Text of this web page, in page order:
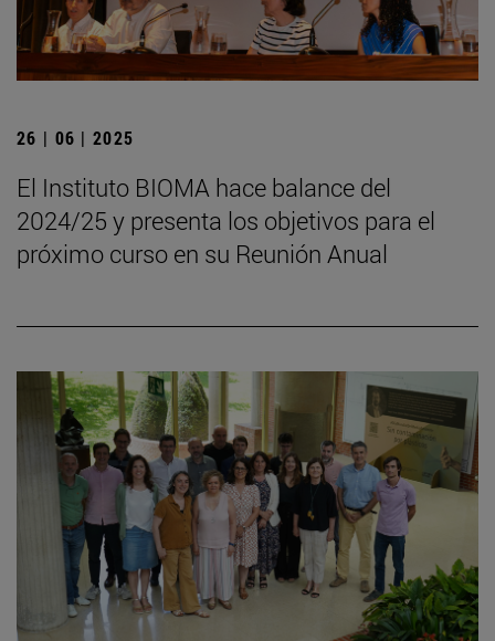
26 | 06 | 2025
El Instituto BIOMA hace balance del
2024/25 y presenta los objetivos para el
próximo curso en su Reunión Anual